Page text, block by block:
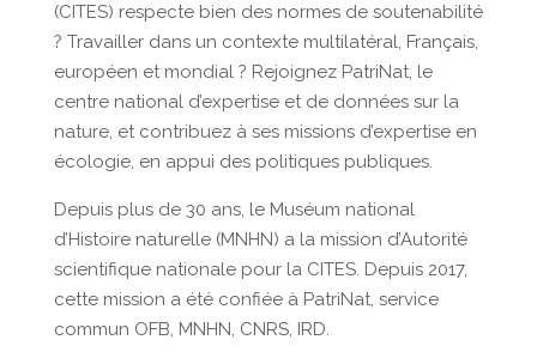
(CITES) respecte bien des normes de soutenabilité
? Travailler dans un contexte multilatéral, Français,
européen et mondial ? Rejoignez PatriNat, le
centre national d’expertise et de données sur la
nature, et contribuez à ses missions d’expertise en
écologie, en appui des politiques publiques.
Depuis plus de 30 ans, le Muséum national
d’Histoire naturelle (MNHN) a la mission d’Autorité
scientifique nationale pour la CITES. Depuis 2017,
cette mission a été confiée à PatriNat, service
commun OFB, MNHN, CNRS, IRD.